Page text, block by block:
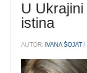
U
istina
AUTOR: IVANA ŠOJAT /